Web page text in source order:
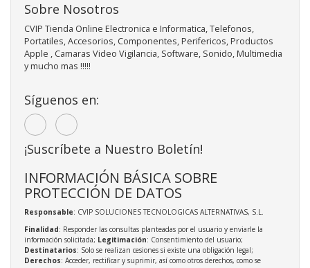
Sobre Nosotros
CVIP Tienda Online Electronica e Informatica, Telefonos,
Portatiles, Accesorios, Componentes, Perifericos, Productos
Apple , Camaras Video Vigilancia, Software, Sonido, Multimedia
y mucho mas !!!!!
Síguenos en:
¡Suscríbete a Nuestro Boletín!
INFORMACIÓN BÁSICA SOBRE
PROTECCIÓN DE DATOS
Responsable: CVIP SOLUCIONES TECNOLOGICAS ALTERNATIVAS, S.L.
Finalidad: Responder las consultas planteadas por el usuario y enviarle la
información solicitada; Legitimación: Consentimiento del usuario;
Destinatarios: Solo se realizan cesiones si existe una obligación legal;
Derechos: Acceder, rectificar y suprimir, así como otros derechos, como se